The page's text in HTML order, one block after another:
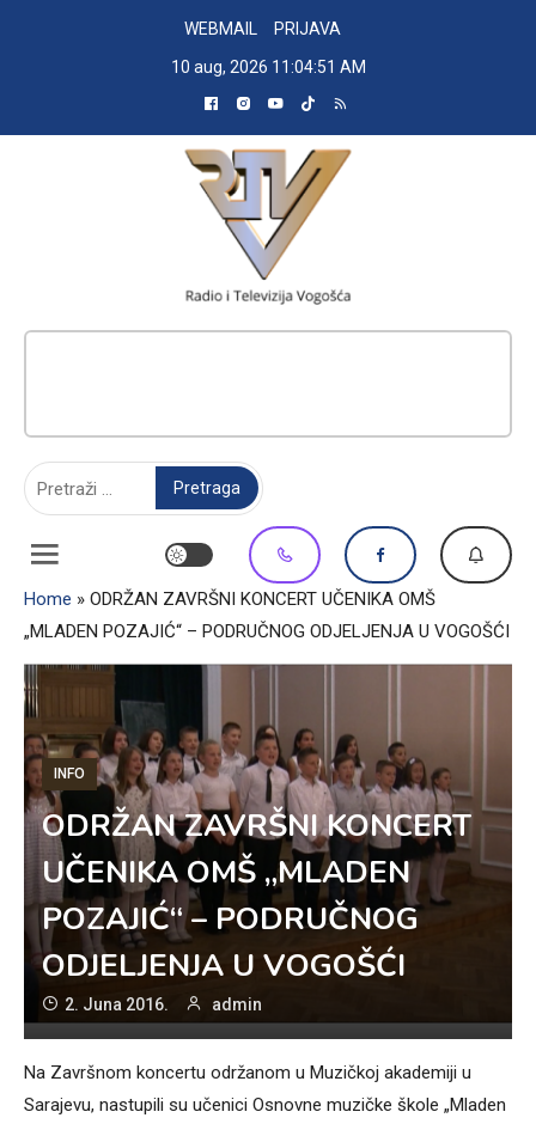
WEBMAIL
PRIJAVA
10 aug, 2026 11:04:52 AM
Home » ODRŽAN ZAVRŠNI KONCERT UČENIKA OMŠ
„MLADEN POZAJIĆ“ – PODRUČNOG ODJELJENJA U VOGOŠĆI
INFO
ODRŽAN ZAVRŠNI KONCERT
UČENIKA OMŠ „MLADEN
POZAJIĆ“ – PODRUČNOG
ODJELJENJA U VOGOŠĆI
2. Juna 2016. admin
Na Završnom koncertu održanom u Muzičkoj akademiji u
Sarajevu, nastupili su učenici Osnovne muzičke škole „Mladen